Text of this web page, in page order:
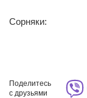
Сорняки:
Поделитесь
с друзьями